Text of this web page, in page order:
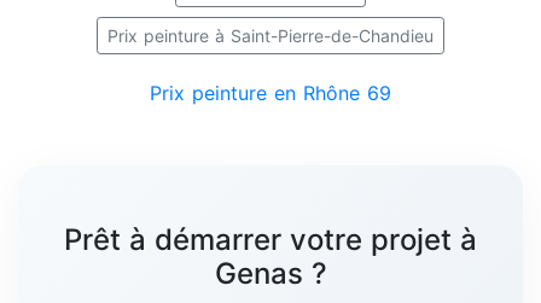
Prix peinture à Saint-Pierre-de-Chandieu
Prix peinture en Rhône 69
Prêt à démarrer votre projet à
Genas ?